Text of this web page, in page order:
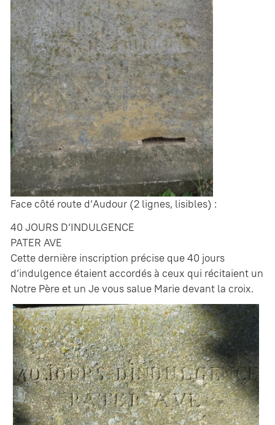
Face côté route d’Audour (2 lignes, lisibles) :
40 JOURS D’INDULGENCE
PATER AVE
Cette dernière inscription précise que 40 jours
d’indulgence étaient accordés à ceux qui récitaient un
Notre Père et un Je vous salue Marie devant la croix.